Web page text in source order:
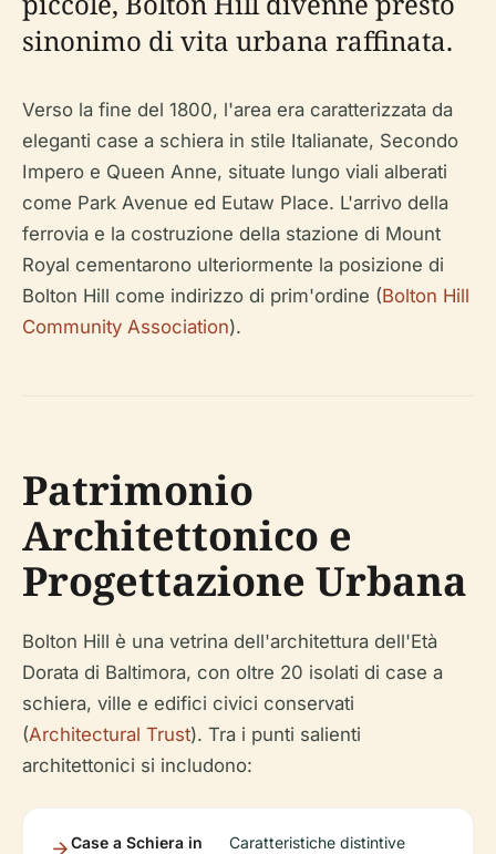
sinonimo di vita urbana raffinata.
Verso la fine del 1800, l'area era caratterizzata da
eleganti case a schiera in stile Italianate, Secondo
Impero e Queen Anne, situate lungo viali alberati
come Park Avenue ed Eutaw Place. L'arrivo della
ferrovia e la costruzione della stazione di Mount
Royal cementarono ulteriormente la posizione di
Bolton Hill come indirizzo di prim'ordine (Bolton Hill
Community Association).
Patrimonio
Architettonico e
Progettazione Urbana
Bolton Hill è una vetrina dell'architettura dell'Età
Dorata di Baltimora, con oltre 20 isolati di case a
schiera, ville e edifici civici conservati
(Architectural Trust). Tra i punti salienti
architettonici si includono:
Case a Schiera in
Caratteristiche distintive